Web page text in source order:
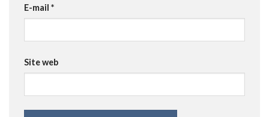
E-mail *
Site web